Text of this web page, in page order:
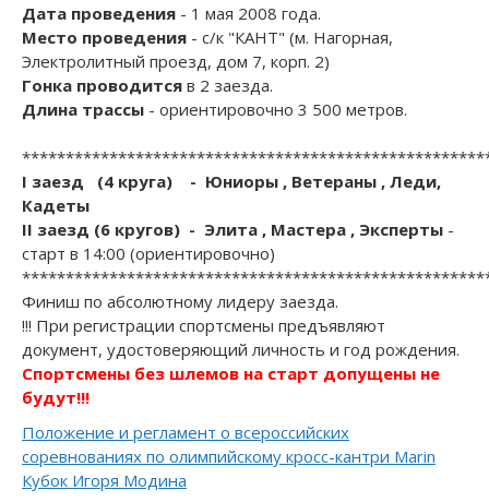
Дата проведения - 1 мая 2008 года.
Место проведения - с/к "КАНТ" (м. Нагорная,
Электролитный проезд, дом 7, корп. 2)
Гонка проводится в 2 заезда.
Длина трассы - ориентировочно 3 500 метров.
I заезд (4 круга) - Юниоры , Ветераны , Леди,
Кадеты
II заезд (6 кругов) - Элита , Мастера , Эксперты -
старт в 14:00 (ориентировочно)
Финиш по абсолютному лидеру заезда.
!!! При регистрации спортсмены предъявляют
документ, удостоверяющий личность и год рождения.
Спортсмены без шлемов на старт допущены не
будут!!!
Положение и регламент о всероссийских
соревнованиях по олимпийскому кросс-кантри Marin
Кубок Игоря Модина